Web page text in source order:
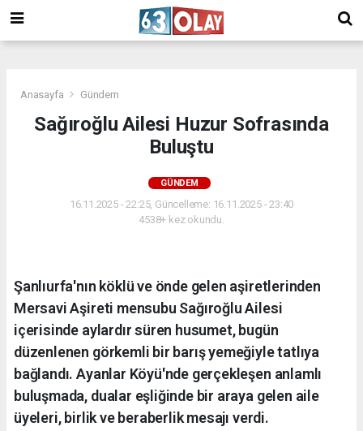
Anasayfa Gündem
Sağıroğlu Ailesi Huzur Sofrasında
Buluştu
GÜNDEM
16.11.2025 - 22:25, Güncelleme: 16.11.2025 - 23:40
4538+ kez okundu.
Şanlıurfa'nın köklü ve önde gelen aşiretlerinden
Mersavi Aşireti mensubu Sağıroğlu Ailesi
içerisinde aylardır süren husumet, bugün
düzenlenen görkemli bir barış yemeğiyle tatlıya
bağlandı. Ayanlar Köyü'nde gerçekleşen anlamlı
buluşmada, dualar eşliğinde bir araya gelen aile
üyeleri, birlik ve beraberlik mesajı verdi.